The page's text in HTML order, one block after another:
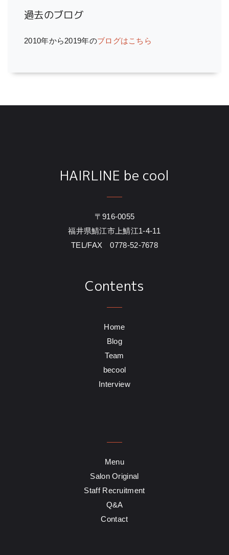
過去のブログ
2010年から2019年のブログはこちら
HAIRLINE be cool
〒916-0055
福井県鯖江市上鯖江1-4-11
TEL/FAX 0778-52-7678
Contents
Home
Blog
Team
becool
Interview
Menu
Salon Original
Staff Recruitment
Q&A
Contact